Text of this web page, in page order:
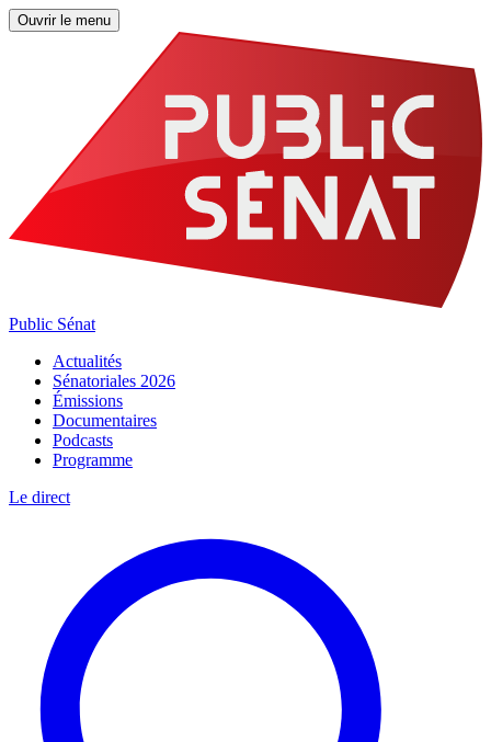
Ouvrir le menu
Public Sénat
Actualités
Sénatoriales 2026
Émissions
Documentaires
Podcasts
Programme
Le direct